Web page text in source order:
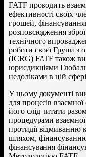
FATF проводить
ефективності своїх
грошей,
розповсюдження
технічного
роботи своєї Групи з
(ICRG) FATF також
юрисдикціями
недоліками в цій
У цьому документі
для процесів
його слід читати
процедурами
протидії відмиванню
шляхом,
фінансування